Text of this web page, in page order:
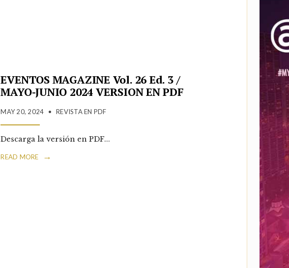
EVENTOS MAGAZINE Vol. 26 Ed. 3 /
MAYO-JUNIO 2024 VERSION EN PDF
MAY 20, 2024 • REVISTA EN PDF
Descarga la versión en PDF...
READ MORE →